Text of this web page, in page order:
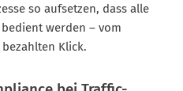
so aufsetzen, dass alle
werden – vom
Klick.